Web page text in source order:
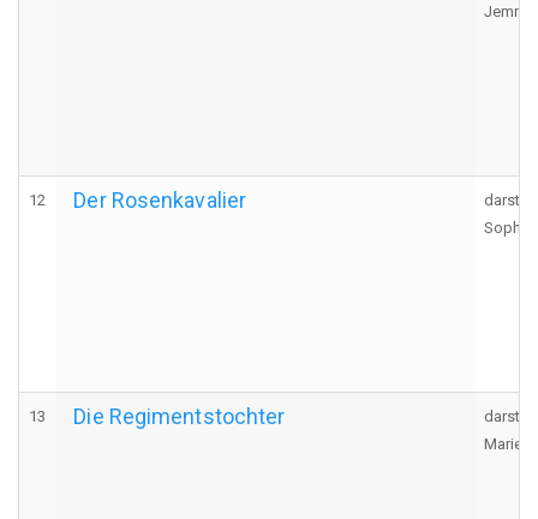
12 Der Rosenkavalier
13 Die Regimentstochter
Marie,